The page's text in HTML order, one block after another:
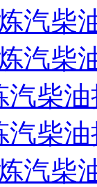
汽柴
汽柴
汽柴
汽柴
汽柴